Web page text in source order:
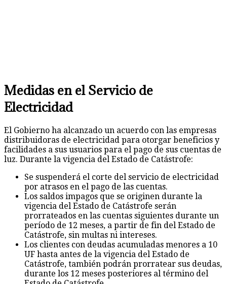
El Gobierno ha alcanzado un acuerdo con las empresas
distribuidoras de electricidad para otorgar beneficios y
luz. Durante la vigencia del Estado de Catástrofe:
Se suspenderá el corte del servicio de electricidad
por atrasos en el pago de las cuentas.
Los saldos impagos que se originen durante la
vigencia del Estado de Catástrofe serán
prorrateados en las cuentas siguientes durante un
período de 12 meses, a partir de fin del Estado de
Catástrofe, sin multas ni intereses.
Los clientes con deudas acumuladas menores a 10
UF hasta antes de la vigencia del Estado de
Catástrofe, también podrán prorratear sus deudas,
durante los 12 meses posteriores al término del
Estado de Catástrofe.